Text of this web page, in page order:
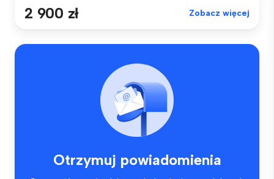
2 900 zł Zobacz więcej
Otrzymuj powiadomienia